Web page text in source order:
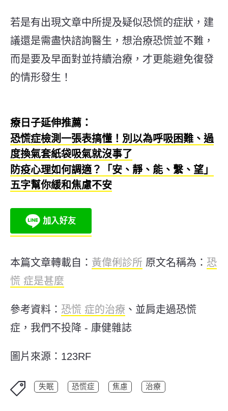
若是有出現文章中所提及疑似恐慌的症狀，建
議還是需盡快諮詢醫生，想治療恐慌並不難，
而是要及早面對並持續治療，才更能避免復發
的情形發生！
療日子延伸推薦：
恐慌症檢測一張表搞懂！別以為呼吸困難、過
度換氣套紙袋吸氣就沒事了
防疫心理如何調適？「安、靜、能、繫、望」
五字幫你緩和焦慮不安
本篇文章轉載自： 黃偉俐診所 原文名稱為： 恐
慌 症是甚麼
參考資料： 恐慌 症的治療 、 並肩走過恐慌
症，我們不投降 - 康健雜誌
圖片來源：123RF
失眠 恐慌症 焦慮 治療